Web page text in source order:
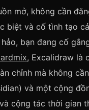
mở, không cần
biệt và cố tình tạo
bạn đang cố
, Excalidraw là
chỉnh mà không
và một cộng
cộng tác thời gian